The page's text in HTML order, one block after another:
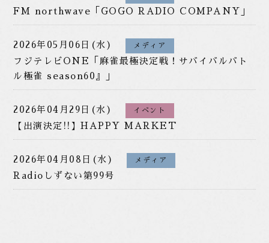
FM northwave「GOGO RADIO COMPANY」
2026年05月06日(水) メディア
フジテレビONE「麻雀最極決定戦！サバイバルバト
ル極雀 season60』」
2026年04月29日(水) イベント
【出演決定!!】HAPPY MARKET
2026年04月08日(水) メディア
Radioしずない第99号